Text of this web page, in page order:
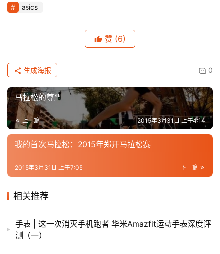
asics
赞 (6)
0
生成海报
马拉松的尊严
上一篇 2015年3月31日 上午4:14
我的首次马拉松：2015年郑开马拉松赛
下一篇
2015年3月31日 上午7:05
相关推荐
手表 | 这一次消灭手机跑者 华米Amazfit运动手表深度评
测（一）